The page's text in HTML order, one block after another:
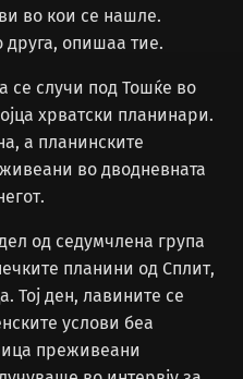
во кои се нашле.
друга, опишаа тие.
се случи под Тошќе во
хрватски планинари.
а планинските
во дводневната
од седумчлена група
планини од Сплит,
Тој ден, лавините се
услови беа
преживеани